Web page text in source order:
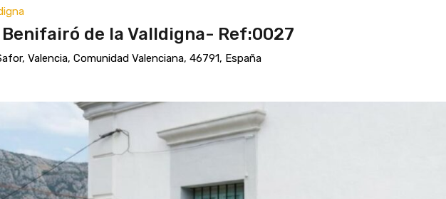
de la Valldigna- Ref:0027
Valencia, Comunidad Valenciana, 46791, España